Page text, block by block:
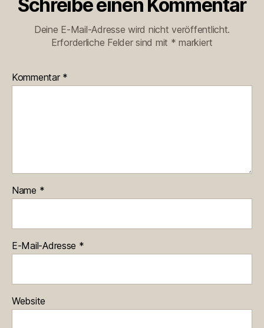
Schreibe einen Kommentar
Deine E-Mail-Adresse wird nicht veröffentlicht.
Erforderliche Felder sind mit * markiert
Kommentar *
Name *
E-Mail-Adresse *
Website